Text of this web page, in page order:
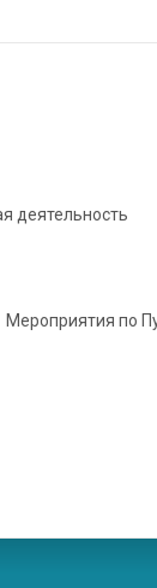
деятельность
Мероприятия по